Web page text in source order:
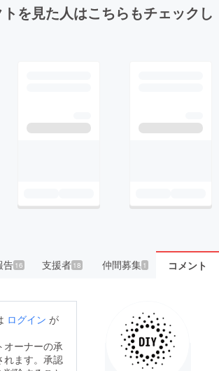
を見た人はこちらもチェックし
告16 支援者 18 仲間募集 1 コメント
ログイン が
オーナーの承
れます。承認